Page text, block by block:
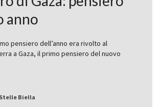
anno
pensiero dell’anno era rivolto al
a Gaza, il primo pensiero del nuovo
Biella